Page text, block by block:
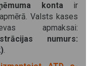
konta ir
apmērā. Valsts kases
apmaksai:
numurs:
.